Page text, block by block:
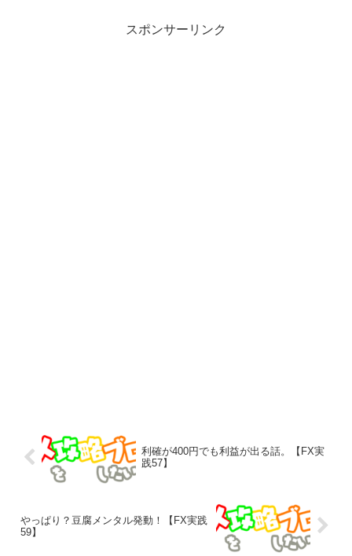
スポンサーリンク
利確が400円でも利益が出る話。【FX実
践57】
やっぱり？豆腐メンタル発動！【FX実践
59】